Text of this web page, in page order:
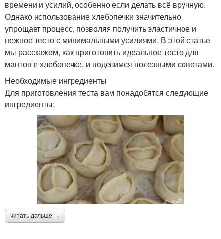
времени и усилий, особенно если делать всё вручную.
Однако использование хлебопечки значительно
упрощает процесс, позволяя получить эластичное и
нежное тесто с минимальными усилиями. В этой статье
мы расскажем, как приготовить идеальное тесто для
мантов в хлебопечке, и поделимся полезными советами.
Необходимые ингредиенты
Для приготовления теста вам понадобятся следующие
ингредиенты:
читать дальше →